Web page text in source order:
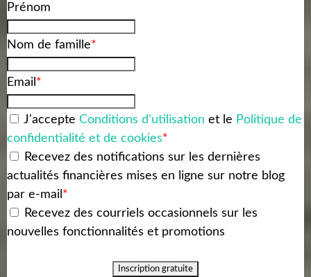
Prénom
Nom de famille*
Email *
J'accepte Conditions d'utilisation et le Politique de
confidentialité et de cookies*
Recevez des notifications sur les dernières
actualités financières mises en ligne sur notre blog
par e-mail *
Recevez des courriels occasionnels sur les
nouvelles fonctionnalités et promotions